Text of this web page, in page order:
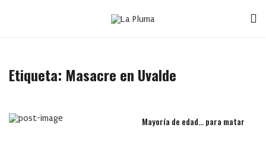
Etiqueta: Masacre en Uvalde
Mayoría de edad… para matar